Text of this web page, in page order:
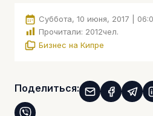
Суббота, 10 июня, 2017 |
Прочитали: 2012чел.
Бизнес на Кипре
Поделиться: